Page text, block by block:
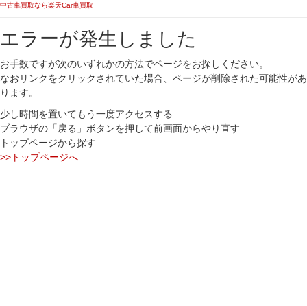
中古車買取なら楽天Car車買取
エラーが発生しました
お手数ですが次のいずれかの方法でページをお探しください。
なおリンクをクリックされていた場合、ページが削除された可能性があ
ります。
少し時間を置いてもう一度アクセスする
ブラウザの「戻る」ボタンを押して前画面からやり直す
トップページから探す
>>トップページへ